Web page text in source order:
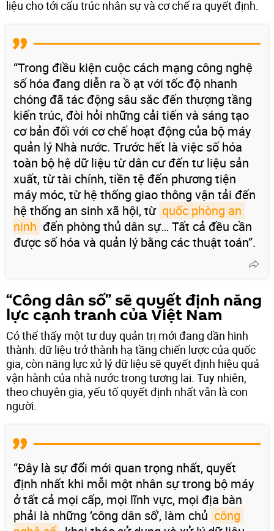
liệu cho tới cấu trúc nhân sự và cơ chế ra quyết định.
“Trong điều kiện cuộc cách mạng công nghệ
số hóa đang diễn ra ồ ạt với tốc độ nhanh
chóng đã tác động sâu sắc đến thượng tầng
kiến trúc, đòi hỏi những cải tiến và sáng tạo
cơ bản đối với cơ chế hoạt động của bộ máy
quản lý Nhà nước. Trước hết là việc số hóa
toàn bộ hệ dữ liệu từ dân cư đến tư liệu sản
xuất, từ tài chính, tiền tệ đến phương tiện
máy móc, từ hệ thống giao thông vận tải đến
hệ thống an sinh xã hội, từ quốc phòng an
ninh đến phòng thủ dân sự… Tất cả đều cần
được số hóa và quản lý bằng các thuật toán”.
“Công dân số” sẽ quyết định năng
lực cạnh tranh của Việt Nam
Có thể thấy một tư duy quản trị mới đang dần hình
thành: dữ liệu trở thành hạ tầng chiến lược của quốc
gia, còn năng lực xử lý dữ liệu sẽ quyết định hiệu quả
vận hành của nhà nước trong tương lai. Tuy nhiên,
theo chuyên gia, yếu tố quyết định nhất vẫn là con
người.
“Đây là sự đổi mới quan trọng nhất, quyết
định nhất khi mỗi một nhân sự trong bộ máy
ở tất cả mọi cấp, mọi lĩnh vực, mọi địa bàn
phải là những ‘công dân số’, làm chủ công